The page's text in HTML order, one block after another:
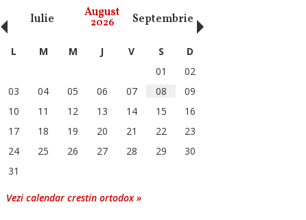
Iulie August
2026 Septembrie Octombrie
‹ L M M J V S
D
01
02
03
04 05 06 07 08
09
10
11 12 13 14 15
16
17
18 19 20 21 22
23
24
25 26 27 28 29
30
31
Vezi calendar crestin ortodox »